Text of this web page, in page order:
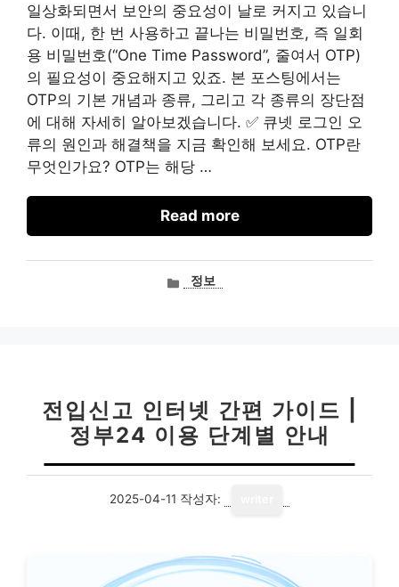
일상화되면서 보안의 중요성이 날로 커지고 있습니
다. 이때, 한 번 사용하고 끝나는 비밀번호, 즉 일회
용 비밀번호(“One Time Password”, 줄여서 OTP)
의 필요성이 중요해지고 있죠. 본 포스팅에서는
OTP의 기본 개념과 종류, 그리고 각 종류의 장단점
에 대해 자세히 알아보겠습니다. ✅ 큐넷 로그인 오
류의 원인과 해결책을 지금 확인해 보세요. OTP란
무엇인가요? OTP는 해당 …
Read more
카정보
전입신고 인터넷 간편 가이드 |
정부24 이용 단계별 안내
2025-04-11 작성자: